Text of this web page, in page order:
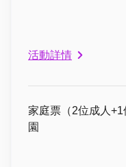
活動詳情
家庭票（2位成人
園